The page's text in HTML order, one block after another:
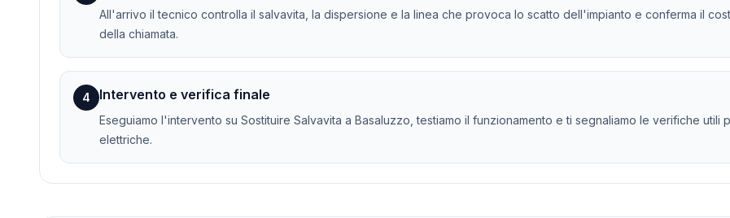
All'arrivo il tecnico controlla il salvavita, la dispersione e la linea che provoca lo scatto dell'impianto e conferma il
della chiamata.
4 Intervento e verifica finale
Eseguiamo l'intervento su Sostituire Salvavita a Basaluzzo, testiamo il funzionamento e ti segnaliamo le verifiche
elettriche.